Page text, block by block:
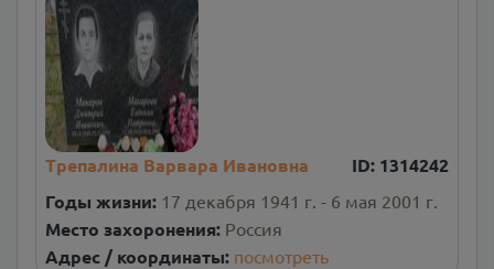
Трепалина Варвара Ивановна ID: 1314242
Годы жизни: 17 декабря 1941 г. - 6 мая 2001 г.
Место захоронения: Россия
Адрес / координаты: посмотреть